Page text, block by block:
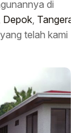
di
Depok,
telah kami